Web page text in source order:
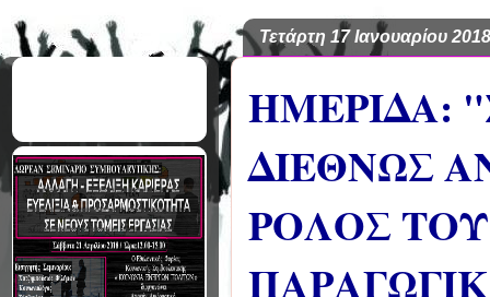
ΤΙΣ Α' & Β'
ΚΛΙΝΙΚΕΣ ΠΓΝΙΤετάρτη 17 Ιανουαρίου 2018
ΗΜΕΡΙΔΑ:
ΔΙΕΘΝΩΣ
ΡΟΛΟΣ